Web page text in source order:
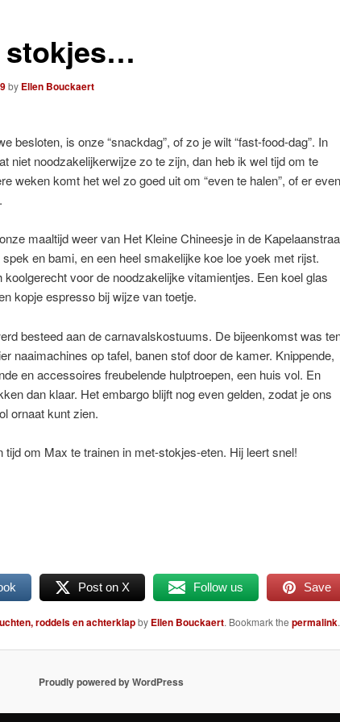
stokjes…
by Ellen Bouckaert
besloten, is onze “snackdag”, of zo je wilt “fast-food-dag”. In
niet noodzakelijkerwijze zo te zijn, dan heb ik wel tijd om te
weken komt het wel zo goed uit om “even te halen”, of er even
maaltijd weer van Het Kleine Chineesje in de
en bami, en een heel smakelijke koe loe yoek met rijst.
koolgerecht voor de noodzakelijke vitamientjes. Een koel glas
kopje espresso bij wijze van toetje.
besteed aan de carnavalskostuums. De bijeenkomst was
naaimachines op tafel, banen stof door de kamer. Knippende,
en accessoires freubelende hulptroepen, een huis vol. En
dan klaar. Het embargo blijft nog even gelden, zodat je ons
ornaat kunt zien.
tijd om Max te trainen in met-stokjes-eten. Hij leert snel!
Post on X Follow us Save
roddels en achterklapby Ellen Bouckaert. Bookmark the permalink.
Proudly powered by WordPress